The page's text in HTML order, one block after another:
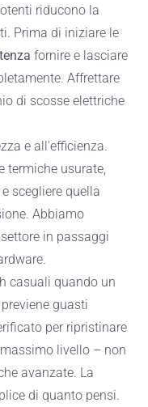
riducono la
Prima di iniziare le
fornire e lasciare
Affrettare
di scosse elettriche
e all'efficienza.
termiche usurate,
scegliere quella
Abbiamo
in passaggi
casuali quando un
guasti
per ripristinare
livello – non
avanzate. La
di quanto pensi.